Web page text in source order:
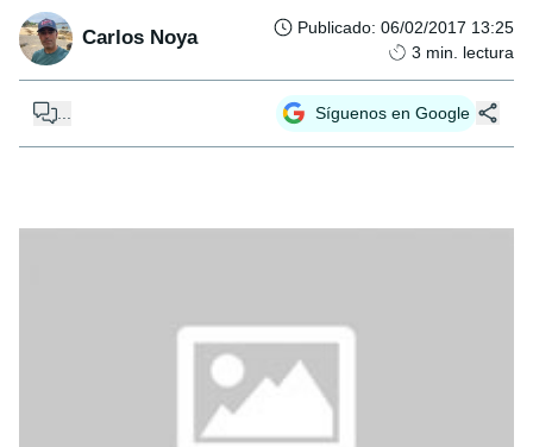
Carlos Noya Publicado: 06/02/2017 13:25
3 min. lectura
Síguenos en Google